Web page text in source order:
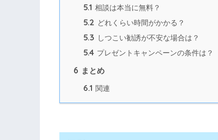
5.1 相談は本当に無料？
5.2 どれくらい時間がかかる？
5.3 しつこい勧誘が不安な場合は？
5.4 プレゼントキャンペーンの条件は？
6 まとめ
6.1 関連